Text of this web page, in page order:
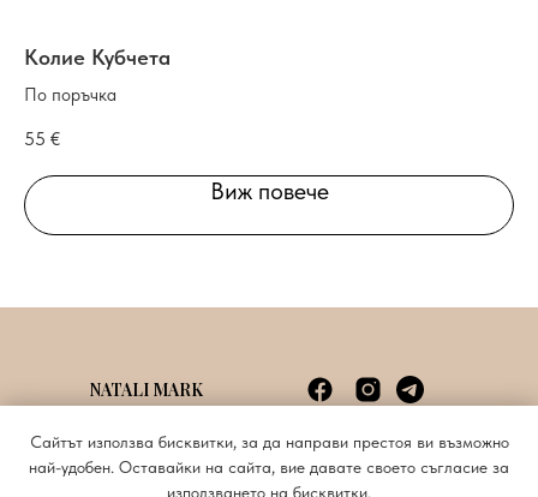
Сайтът използва бисквитки, за да направи престоя ви възможно
най-удобен. Оставайки на сайта, вие давате своето съгласие за
използването на бисквитки.
Колие Кубчета
По поръчка
55 €
Виж повече
NATALI MARK
+359885620676
Политика за поверителност